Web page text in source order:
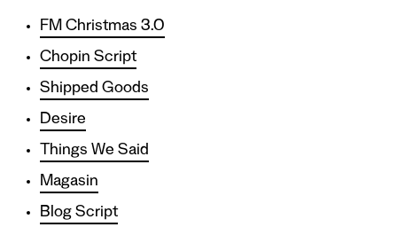
FM Christmas 3.0
Chopin Script
Shipped Goods
Desire
Things We Said
Magasin
Blog Script